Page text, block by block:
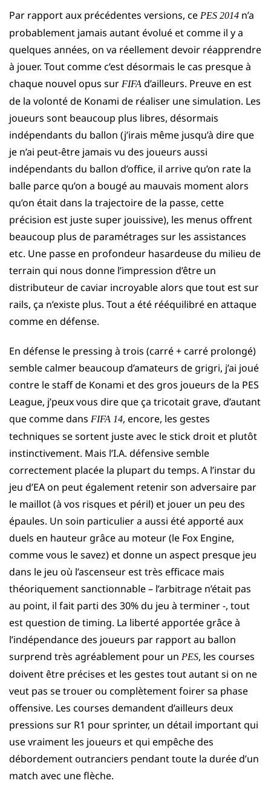
Par rapport aux précédentes versions, ce PES 2014 n’a
probablement jamais autant évolué et comme il y a
quelques années, on va réellement devoir réapprendre
à jouer. Tout comme c’est désormais le cas presque à
chaque nouvel opus sur FIFA d’ailleurs. Preuve en est
de la volonté de Konami de réaliser une simulation. Les
joueurs sont beaucoup plus libres, désormais
indépendants du ballon (j’irais même jusqu’à dire que
je n’ai peut-être jamais vu des joueurs aussi
indépendants du ballon d’office, il arrive qu’on rate la
balle parce qu’on a bougé au mauvais moment alors
qu’on était dans la trajectoire de la passe, cette
précision est juste super jouissive), les menus offrent
beaucoup plus de paramétrages sur les assistances
etc. Une passe en profondeur hasardeuse du milieu de
terrain qui nous donne l’impression d’être un
distributeur de caviar incroyable alors que tout est sur
rails, ça n’existe plus. Tout a été rééquilibré en attaque
comme en défense.
En défense le pressing à trois (carré + carré prolongé)
semble calmer beaucoup d’amateurs de grigri, j’ai joué
contre le staff de Konami et des gros joueurs de la PES
League, j’peux vous dire que ça tricotait grave, d’autant
que comme dans FIFA 14, encore, les gestes
techniques se sortent juste avec le stick droit et plutôt
instinctivement. Mais l’I.A. défensive semble
correctement placée la plupart du temps. A l’instar du
jeu d’EA on peut également retenir son adversaire par
le maillot (à vos risques et péril) et jouer un peu des
épaules. Un soin particulier a aussi été apporté aux
duels en hauteur grâce au moteur (le Fox Engine,
comme vous le savez) et donne un aspect presque jeu
dans le jeu où l’ascenseur est très efficace mais
théoriquement sanctionnable – l’arbitrage n’était pas
au point, il fait parti des 30% du jeu à terminer -, tout
est question de timing. La liberté apportée grâce à
l’indépendance des joueurs par rapport au ballon
surprend très agréablement pour un PES, les courses
doivent être précises et les gestes tout autant si on ne
veut pas se trouer ou complètement foirer sa phase
offensive. Les courses demandent d’ailleurs deux
pressions sur R1 pour sprinter, un détail important qui
use vraiment les joueurs et qui empêche des
débordement outranciers pendant toute la durée d’un
match avec une flèche.